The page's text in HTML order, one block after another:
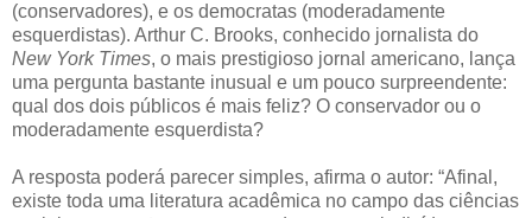
(conservadores), e os democratas (moderadamente
esquerdistas). Arthur C. Brooks, conhecido jornalista do
New York Times, o mais prestigioso jornal americano, lança
uma pergunta bastante inusual e um pouco surpreendente:
qual dos dois públicos é mais feliz? O conservador ou o
moderadamente esquerdista?
A resposta poderá parecer simples, afirma o autor: “Afinal,
existe toda uma literatura acadêmica no campo das ciências